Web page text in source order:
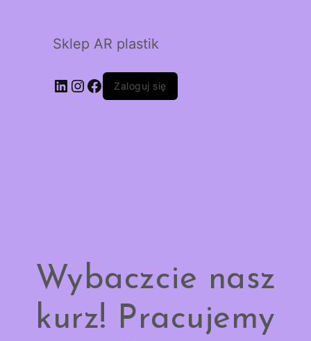
Sklep AR plastik
LinkedIn
Instagram
Facebook
Zaloguj się
Wybaczcie nasz
kurz! Pracujemy